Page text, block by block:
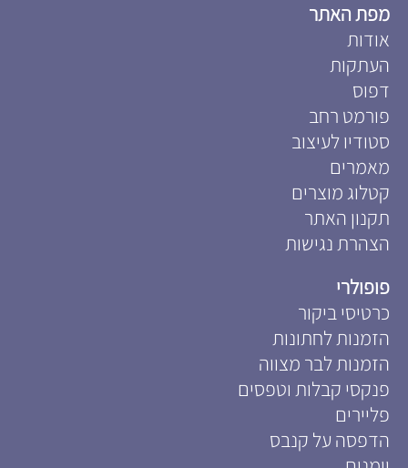
מפת האתר
אודות
העתקות
דפוס
פורמט רחב
סטודיו לעיצוב
מאמרים
קטלוג מוצרים
תקנון האתר
הצהרת נגישות
פופולרי
כרטיסי ביקור
הזמנות לחתונות
הזמנות לבר מצווה
פנקסי קבלות וטפסים
פליירים
הדפסה על קנבס